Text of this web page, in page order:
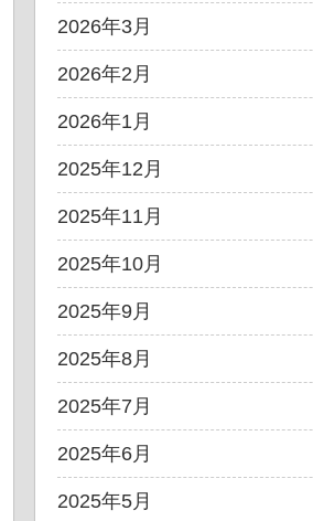
2026年3月
2026年2月
2026年1月
2025年12月
2025年11月
2025年10月
2025年9月
2025年8月
2025年7月
2025年6月
2025年5月